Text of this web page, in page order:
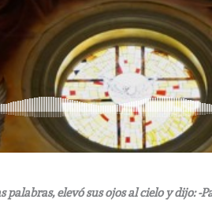
palabras, elevó sus ojos al cielo y dijo: